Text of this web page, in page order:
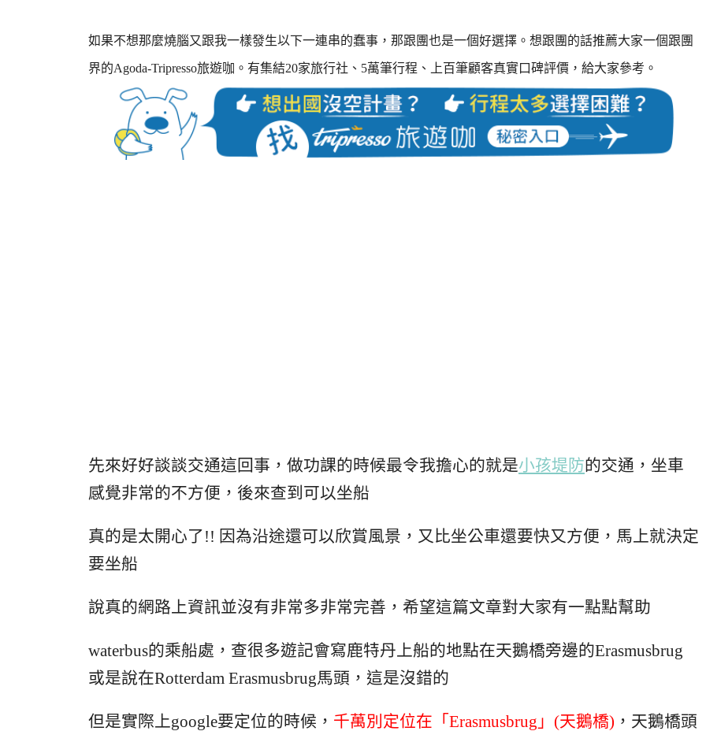
如果不想那麼燒腦又跟我一樣發生以下一連串的蠢事，那跟團也是一個好選擇。想跟團的話推薦大家一個跟團
界的Agoda-Tripresso旅遊咖。有集結20家旅行社、5萬筆行程、上百筆顧客真實口碑評價，給大家參考。
先來好好談談交通這回事，做功課的時候最令我擔心的就是小孩堤防的交通，坐車
感覺非常的不方便，後來查到可以坐船
真的是太開心了!! 因為沿途還可以欣賞風景，又比坐公車還要快又方便，馬上就決定
要坐船
說真的網路上資訊並沒有非常多非常完善，希望這篇文章對大家有一點點幫助
waterbus的乘船處，查很多遊記會寫鹿特丹上船的地點在天鵝橋旁邊的Erasmusbrug
或是說在Rotterdam Erasmusbrug馬頭，這是沒錯的
但是實際上google要定位的時候， 千萬別定位在「Erasmusbrug」(天鵝橋) ，天鵝橋頭